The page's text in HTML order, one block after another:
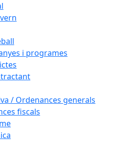
i programes
/ Ordenances generals
fiscals